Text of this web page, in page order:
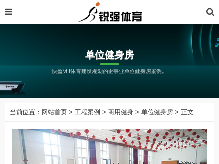
单位健身房
快盈VIII体育建设规划的企事业单位健身房案例。
当前位置： 网站首页 > 工程案例 > 商用健身 > 单位健身房 > 正文